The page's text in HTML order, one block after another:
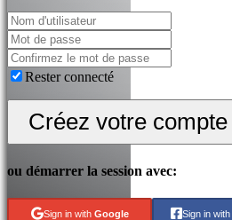
Rester connecté
Créez votre compte
ou démarrer la session avec:
Sign in with Google Sign in with